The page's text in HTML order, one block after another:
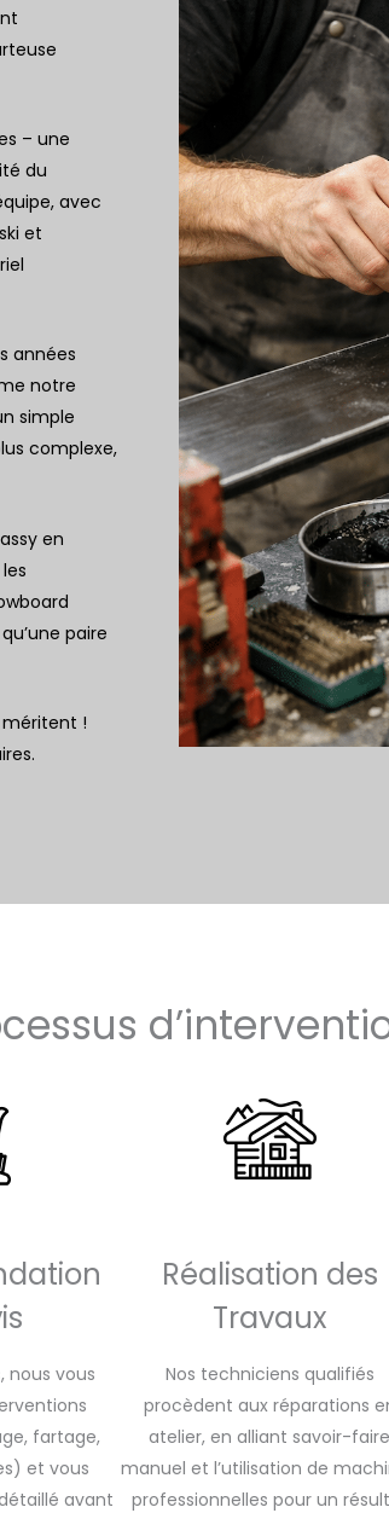
– une
du
avec
et
années
notre
simple
complexe,
en
paire
méritent !
nous vous
fartage,
et vous
avant
Réalisation des
Travaux
Nos techniciens qualifiés
procèdent aux réparations
atelier, en alliant savoir-faire
manuel et l’utilisation de
professionnelles pour un